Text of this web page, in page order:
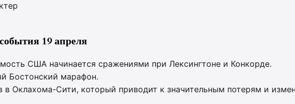
19 апреля
США начинается сражениями при Лексингтоне и Конкорде.
Бостонский марафон.
в Оклахома-Сити, который приводит к значительным потерям и